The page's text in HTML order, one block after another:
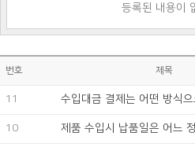
등록된 내용이
번호 제목
11 수입대금 결제는 어떤 방식
10 제품 수입시 납품일은 어느